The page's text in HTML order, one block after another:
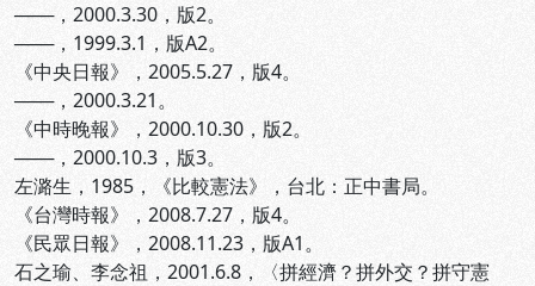
───，2000.3.30，版2。
───，1999.3.1，版A2。
《中央日報》，2005.5.27，版4。
───，2000.3.21。
《中時晚報》，2000.10.30，版2。
───，2000.10.3，版3。
左潞生，1985，《比較憲法》，台北：正中書局。
《台灣時報》，2008.7.27，版4。
《民眾日報》，2008.11.23，版A1。
石之瑜、李念祖，2001.6.8，〈拼經濟？拼外交？拼守憲